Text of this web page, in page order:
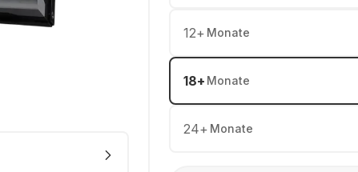
12+ Monate
18+ Monate
24+ Monate